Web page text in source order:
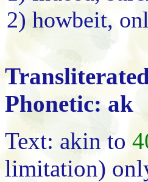
2) howbeit,
Phonetic: ak
Text: akin to
limitation)